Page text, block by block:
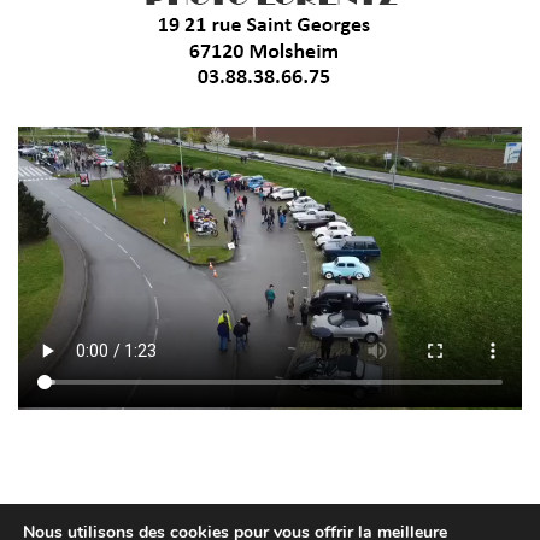
Nous utilisons des cookies pour vous offrir la meilleure